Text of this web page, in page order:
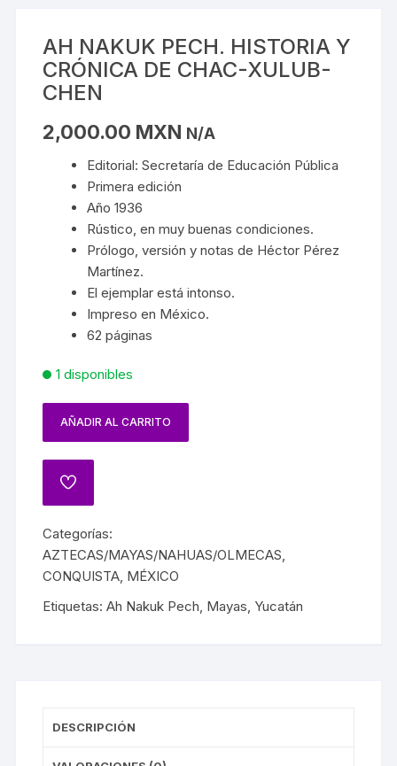
AH NAKUK PECH. HISTORIA Y
CRÓNICA DE CHAC-XULUB-
CHEN
2,000.00 MXN N/A
Editorial: Secretaría de Educación Pública
Primera edición
Año 1936
Rústico, en muy buenas condiciones.
Prólogo, versión y notas de Héctor Pérez
Martínez.
El ejemplar está intonso.
Impreso en México.
62 páginas
1 disponibles
AÑADIR AL CARRITO
Categorías:
AZTECAS/MAYAS/NAHUAS/OLMECAS,
CONQUISTA, MÉXICO
Etiquetas:Ah Nakuk Pech, Mayas, Yucatán
DESCRIPCIÓN